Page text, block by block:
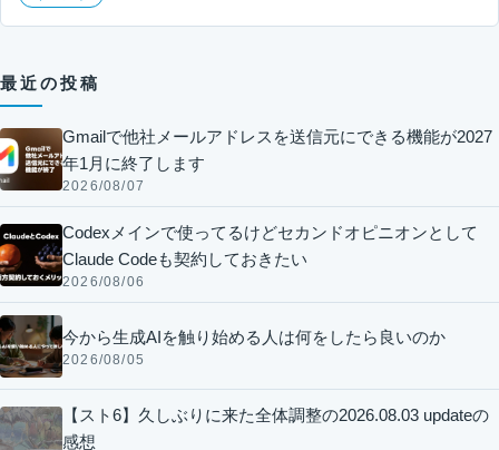
最近の投稿
Gmailで他社メールアドレスを送信元にできる機能が2027
年1月に終了します
2026/08/07
Codexメインで使ってるけどセカンドオピニオンとして
Claude Codeも契約しておきたい
2026/08/06
今から生成AIを触り始める人は何をしたら良いのか
2026/08/05
【スト6】久しぶりに来た全体調整の2026.08.03 updateの
感想